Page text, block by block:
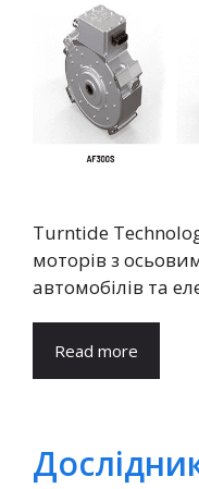
Turntide
моторів з
автомобілів та
Read more